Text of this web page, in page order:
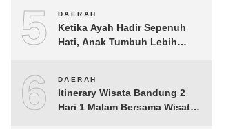
Tomohon
5 DAERAH
Ketika Ayah Hadir Sepenuh
Hati, Anak Tumbuh Lebih
6 DAERAH
Itinerary Wisata Bandung 2
Hari 1 Malam Bersama Wisata